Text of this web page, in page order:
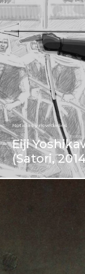
Noticias y novedades
Eiji
(Satori,